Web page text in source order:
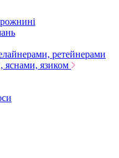
ретейнерами
яснами, язиком